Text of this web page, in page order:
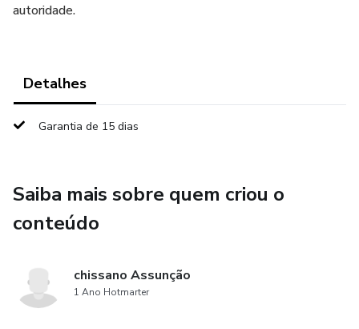
autoridade.
Detalhes
Garantia de 15 dias
Saiba mais sobre quem criou o
conteúdo
chissano Assunção
1 Ano Hotmarter